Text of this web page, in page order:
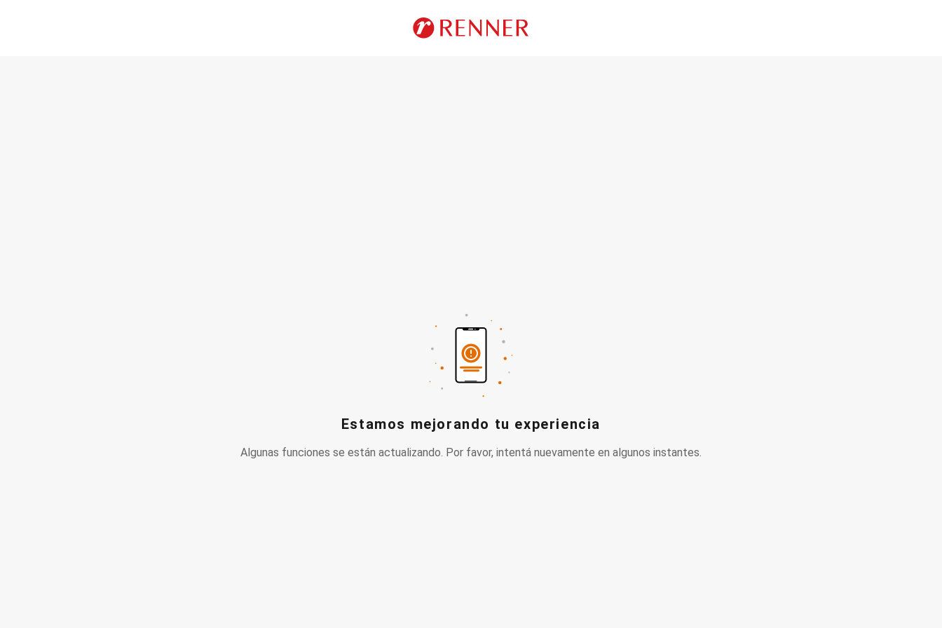
Estamos mejorando tu experiencia
Algunas funciones se están actualizando. Por favor, intentá nuevamente en algunos instantes.